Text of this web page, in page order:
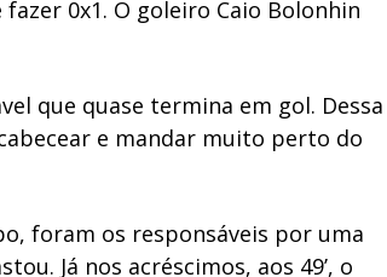
0x1. O goleiro Caio Bolonhin
que quase termina em gol. Dessa
e mandar muito perto do
foram os responsáveis por uma
Já nos acréscimos, aos 49’, o